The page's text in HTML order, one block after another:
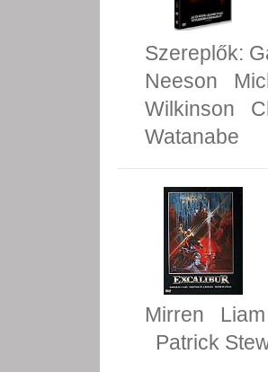
Szereplők:
Neeson
Wilkinson
Watanabe
Mirren
Patrick